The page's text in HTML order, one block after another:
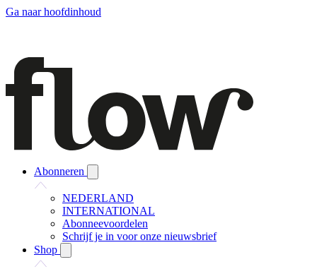
Ga naar hoofdinhoud
Abonneren
NEDERLAND
INTERNATIONAL
Abonneevoordelen
Schrijf je in voor onze nieuwsbrief
Shop